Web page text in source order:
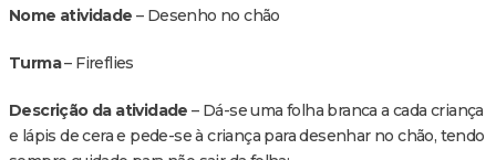
Nome atividade – Desenho no chão
Turma– Fireflies
Descrição da atividade – Dá-se uma folha branca a cada criança
e lápis de cera e pede-se à criança para desenhar no chão, tendo